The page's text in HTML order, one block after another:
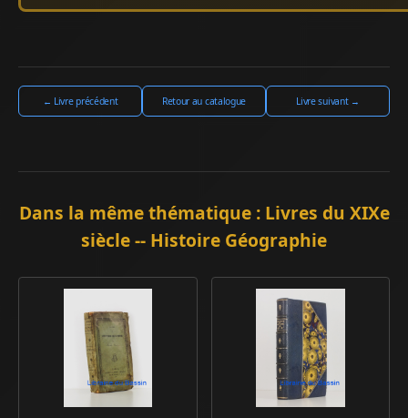
← Livre précédent Retour au catalogue Livre suivant →
Dans la même thématique : Livres du XIXe
siècle -- Histoire Géographie